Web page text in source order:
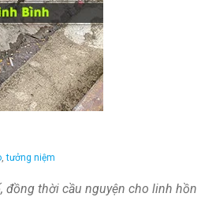
,tưởng niệm
đồng thời cầu nguyện cho linh hồn